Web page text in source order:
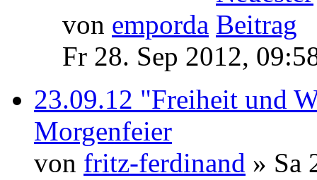
von emporda
Fr 28. Sep 2012,
23.09.12 "Freiheit und
Morgenfeier
von fritz-ferdinand » Sa